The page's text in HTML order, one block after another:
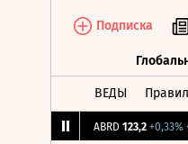
Подписка
ВЕДЫ
ABRD 123,2 +0,33%↑